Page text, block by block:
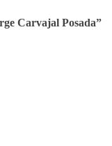
Carvajal Posada”